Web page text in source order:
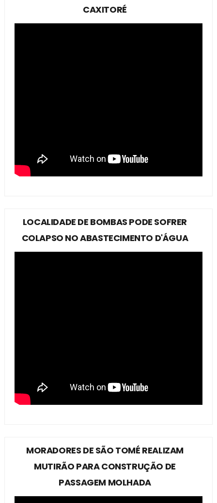
CAXITORÉ
LOCALIDADE DE BOMBAS PODE SOFRER
COLAPSO NO ABASTECIMENTO D'ÁGUA
MORADORES DE SÃO TOMÉ REALIZAM
MUTIRÃO PARA CONSTRUÇÃO DE
PASSAGEM MOLHADA